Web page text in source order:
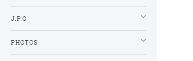
J.P.O.
PHOTOS